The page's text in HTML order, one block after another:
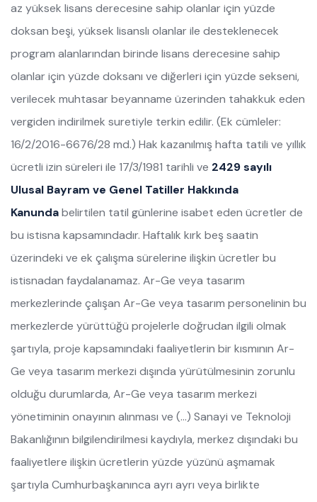
az yüksek lisans derecesine sahip olanlar için yüzde
doksan beşi, yüksek lisanslı olanlar ile desteklenecek
program alanlarından birinde lisans derecesine sahip
olanlar için yüzde doksanı ve diğerleri için yüzde sekseni,
verilecek muhtasar beyanname üzerinden tahakkuk eden
vergiden indirilmek suretiyle terkin edilir. (Ek cümleler:
16/2/2016-6676/28 md.) Hak kazanılmış hafta tatili ve yıllık
ücretli izin süreleri ile 17/3/1981 tarihli ve 2429 sayılı
Ulusal Bayram ve Genel Tatiller Hakkında
Kanundabelirtilen tatil günlerine isabet eden ücretler de
bu istisna kapsamındadır. Haftalık kırk beş saatin
üzerindeki ve ek çalışma sürelerine ilişkin ücretler bu
istisnadan faydalanamaz. Ar-Ge veya tasarım
merkezlerinde çalışan Ar-Ge veya tasarım personelinin bu
merkezlerde yürüttüğü projelerle doğrudan ilgili olmak
şartıyla, proje kapsamındaki faaliyetlerin bir kısmının Ar-
Ge veya tasarım merkezi dışında yürütülmesinin zorunlu
olduğu durumlarda, Ar-Ge veya tasarım merkezi
yönetiminin onayının alınması ve (…) Sanayi ve Teknoloji
Bakanlığının bilgilendirilmesi kaydıyla, merkez dışındaki bu
faaliyetlere ilişkin ücretlerin yüzde yüzünü aşmamak
şartıyla Cumhurbaşkanınca ayrı ayrı veya birlikte